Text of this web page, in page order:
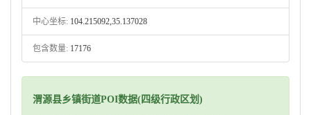
中心坐标: 104.215092,35.137028
包含数量: 17176
渭源县乡镇街道POI数据(四级行政区划)